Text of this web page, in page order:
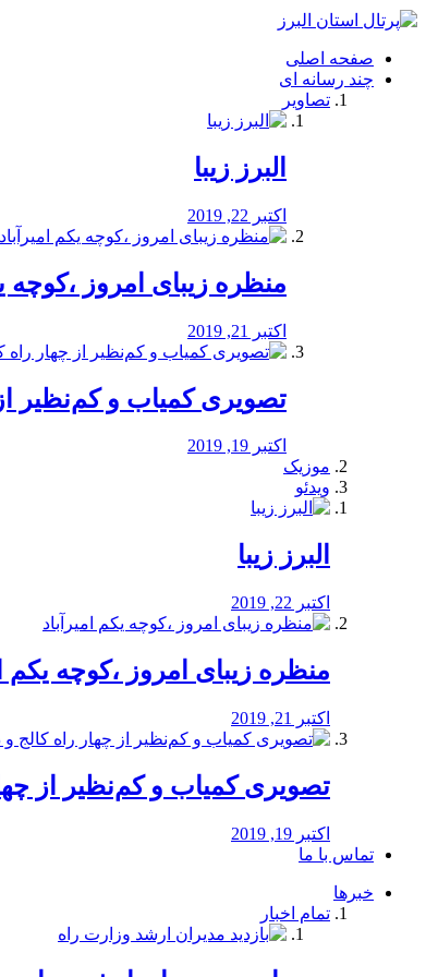
فصد
شرق
تهران
خشکشویی
صفحه اصلی
چند رسانه ای
تصاویر
البرز زیبا
اکتبر 22, 2019
منظره‌‌ زیبای امروز ،کوچه
اکتبر 21, 2019
️تصویری کمیاب و کم‌نظیر از
اکتبر 19, 2019
موزیک
ویدئو
البرز زیبا
اکتبر 22, 2019
منظره‌‌ زیبای امروز ،کوچه یکم
اکتبر 21, 2019
️تصویری کمیاب و کم‌نظیر از چهار
اکتبر 19, 2019
تماس با ما
خبرها
تمام اخبار